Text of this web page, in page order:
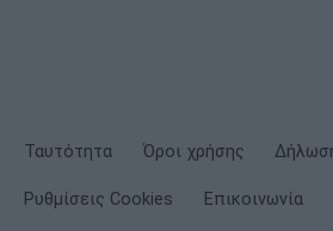
Ταυτότητα Όροι χρήσης
Ρυθμίσεις Cookies Επικοινωνία